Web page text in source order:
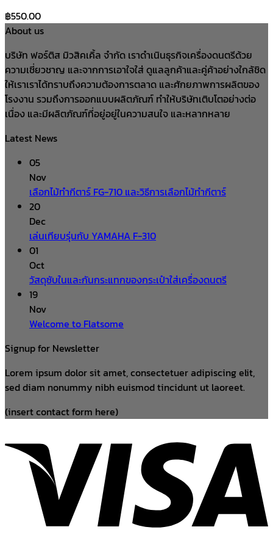
฿550.00
About us
บริษัท ฟอร์ติส มิวสิคเคิ้ล จำกัด เราดำเนินธุรกิจเครื่องดนตรีด้วย
ความเชี่ยวชาญ และจากการเอาใจใส่ ดูแลลูกค้าและคู่ค้าอย่างใกล้ชิด
ให้เราเราได้ทราบถึงความต้องการตลาด และศักยภาพการผลิตของ
โรงงาน รวมถึงการออกแบบผลิตภัณฑ์ ทำให้บริษัทเติบโตอย่างต่อ
เนื่อง และมีผลิตภัณฑ์ที่อยู่อยู่ในความสนใจ และหลากหลาย
Latest News
05
Nov
เลือกไม้ทำกีตาร์ FG-710 และวิธีการเลือกไม้ทำกีตาร์
20
Dec
เล่นเทียบรุ่นกับ YAMAHA F-310
01
Oct
วัสดุซับในและกันกระแทกของกระเป๋าใส่เครื่องดนตรี
19
Nov
Welcome to Flatsome
Signup for Newsletter
Lorem ipsum dolor sit amet, consectetuer adipiscing elit,
sed diam nonummy nibh euismod tincidunt ut laoreet.
(insert contact form here)